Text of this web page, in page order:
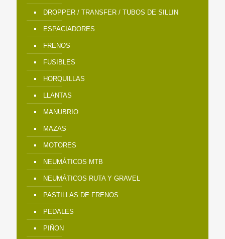
DROPPER / TRANSFER / TUBOS DE SILLIN
ESPACIADORES
FRENOS
FUSIBLES
HORQUILLAS
LLANTAS
MANUBRIO
MAZAS
MOTORES
NEUMÁTICOS MTB
NEUMÁTICOS RUTA Y GRAVEL
PASTILLAS DE FRENOS
PEDALES
PIÑON